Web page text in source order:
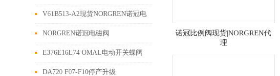
装
V61B513-A2现货NORGREN诺冠电
磁阀进口
NORGREN诺冠电磁阀
M/20154/172/MDZ83J到货
E376E16L74 OMAL电动开关蝶阀
订货要求
DA720 F07-F10停产升级
诺冠比例阀现货|NORGREN代
理